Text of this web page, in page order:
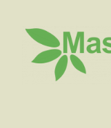
contenu